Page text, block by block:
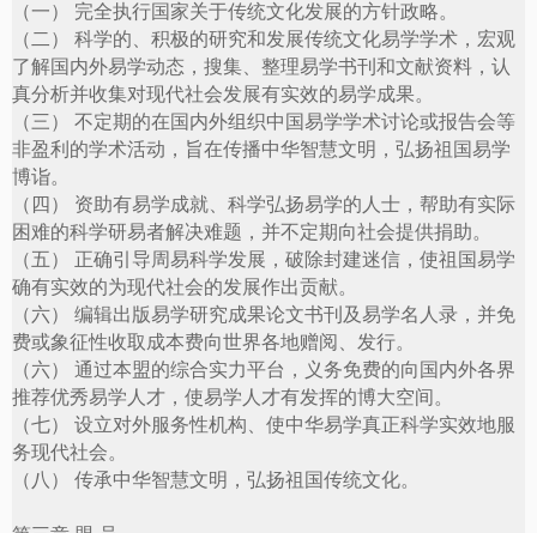
（一） 完全执行国家关于传统文化发展的方针政略。
（二） 科学的、积极的研究和发展传统文化易学学术，宏观
了解国内外易学动态，搜集、整理易学书刊和文献资料，认
真分析并收集对现代社会发展有实效的易学成果。
（三） 不定期的在国内外组织中国易学学术讨论或报告会等
非盈利的学术活动，旨在传播中华智慧文明，弘扬祖国易学
博诣。
（四） 资助有易学成就、科学弘扬易学的人士，帮助有实际
困难的科学研易者解决难题，并不定期向社会提供捐助。
（五） 正确引导周易科学发展，破除封建迷信，使祖国易学
确有实效的为现代社会的发展作出贡献。
（六） 编辑出版易学研究成果论文书刊及易学名人录，并免
费或象征性收取成本费向世界各地赠阅、发行。
（六） 通过本盟的综合实力平台，义务免费的向国内外各界
推荐优秀易学人才，使易学人才有发挥的博大空间。
（七） 设立对外服务性机构、使中华易学真正科学实效地服
务现代社会。
（八） 传承中华智慧文明，弘扬祖国传统文化。